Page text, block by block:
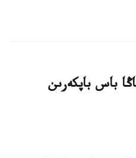
باس باپكەرىن